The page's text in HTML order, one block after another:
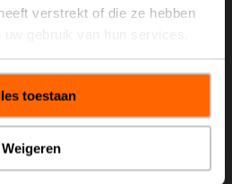
verstrekt of die ze hebben
toestaan
Weigeren
Toevoegen aan